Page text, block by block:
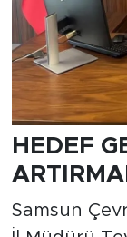
HEDEF
Samsun